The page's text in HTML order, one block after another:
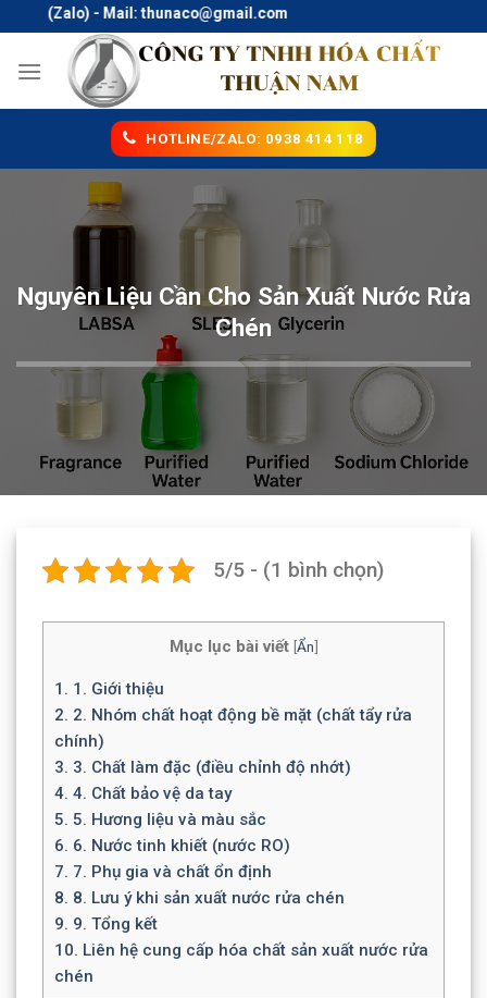
to
content
(Zalo) - Mail: thunaco@gmail.com
HOTLINE/ZALO: 0938 414 118
Nguyên Liệu Cần Cho Sản Xuất Nước Rửa
Chén
5/5 - (1 bình chọn)
Mục lục bài viết [Ẩn]
1. 1. Giới thiệu
2. 2. Nhóm chất hoạt động bề mặt (chất tẩy rửa
chính)
3. 3. Chất làm đặc (điều chỉnh độ nhớt)
4. 4. Chất bảo vệ da tay
5. 5. Hương liệu và màu sắc
6. 6. Nước tinh khiết (nước RO)
7. 7. Phụ gia và chất ổn định
8. 8. Lưu ý khi sản xuất nước rửa chén
9. 9. Tổng kết
10. Liên hệ cung cấp hóa chất sản xuất nước rửa
chén